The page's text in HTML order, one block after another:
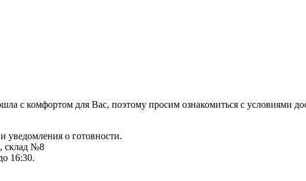
с комфортом для Вас, поэтому просим ознакомиться с условиями
уведомления о готовности.
склад №8
16:30.